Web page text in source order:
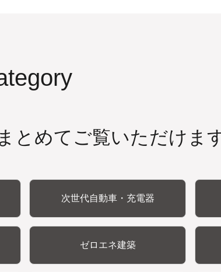
とめてご覧いただけま
次世代自動車・充電器
ゼロエネ建築